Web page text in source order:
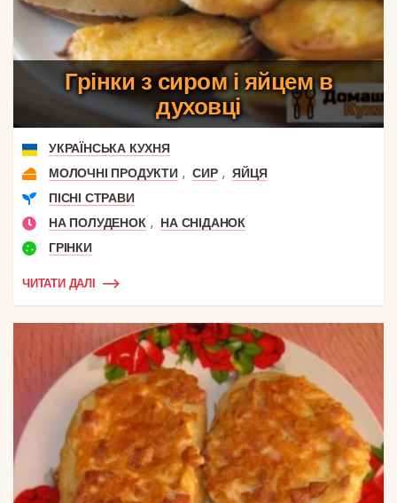
Грінки з сиром і яйцем в
духовці
УКРАЇНСЬКА КУХНЯ
МОЛОЧНІ ПРОДУКТИ , СИР , ЯЙЦЯ
ПІСНІ СТРАВИ
НА ПОЛУДЕНОК ,
НА СНІДАНОК
ГРІНКИ
ЧИТАТИ ДАЛІ